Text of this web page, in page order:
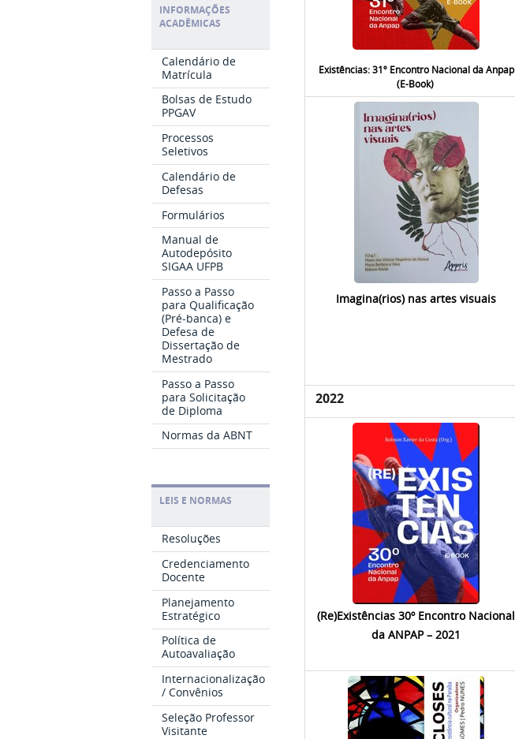
INFORMAÇÕES
ACADÊMICAS
Calendário de
Matrícula
Bolsas de Estudo
PPGAV
Processos
Seletivos
Calendário de
Defesas
Formulários
Manual de
Autodepósito
SIGAA UFPB
Passo a Passo
para Qualificação
(Pré-banca) e
Defesa de
Dissertação de
Mestrado
Passo a Passo
para Solicitação
de Diploma
Normas da ABNT
LEIS E NORMAS
Resoluções
Credenciamento
Docente
Planejamento
Estratégico
Política de
Autoavaliação
Internacionalização
/ Convênios
Seleção Professor
Visitante
Existências: 31º Encontro Nacional da Anpap
(E-Book)
Imagina(rios) nas artes visuais
2022
(Re)Existências 30º Encontro Nacional
da ANPAP – 2021